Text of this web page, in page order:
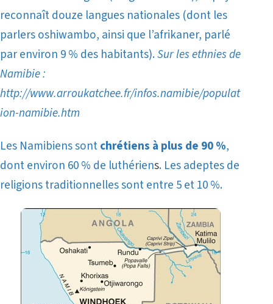
reconnaît douze langues nationales (dont les
parlers oshiwambo, ainsi que l’afrikaner, parlé
par environ 9 % des habitants).Sur les ethnies de
Namibie :
http://www.arroukatchee.fr/infos.namibie/populat
ion-namibie.htm
Les Namibiens sontchrétiens à plus de 90 %,
dont environ 60 % de luthériens. Les adeptes de
religions traditionnelles sont entre 5 et 10 %.